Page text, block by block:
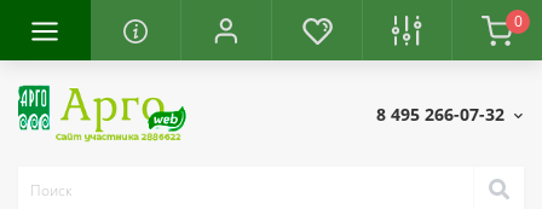
0
8 495 266-07-32